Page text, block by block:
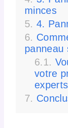
minces
4.
panneau
votre